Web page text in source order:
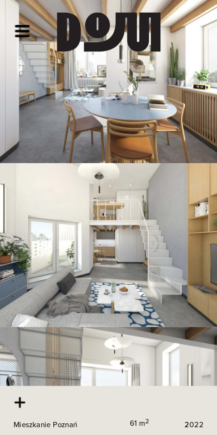
Mieszkanie Poznań 61 m2 2022